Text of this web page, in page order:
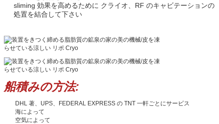
sliming 効果を高めるために クライオ、RF のキャビテーションの
処置を結合して下さい
船積みの方法:
DHL 著、UPS、FEDERAL EXPRESS の TNT 一軒ごとにサービス
海によって
空気によって